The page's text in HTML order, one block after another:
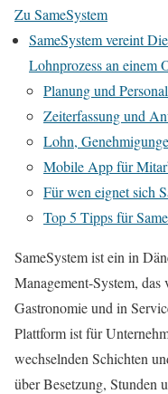
Zu SameSystem
SameSystem vereint
Lohnprozess an einem
Planung und
Zeiterfassung und
Lohn,
Mobile App für
Für wen eignet sich
Top 5 Tipps für
SameSystem ist ein in
Management-System,
Gastronomie und in
Plattform ist für
wechselnden Schichten
über Besetzung, Stunden